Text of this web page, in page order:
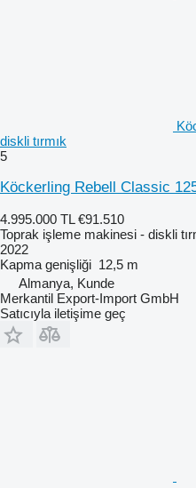
diskli tırmık
5
Köckerling Rebell Classic
4.995.000 TL €91.510
Toprak işleme makinesi - diskli
2022
Kapma genişliği 12,5 m
Almanya, Kunde
Merkantil Export-Import GmbH
Satıcıyla iletişime geç